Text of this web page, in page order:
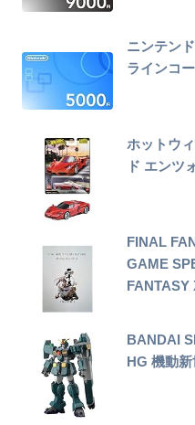
ニンテン
ラインコ
ホットウ
ド エンツ
FINAL
GAME
FANTASY
BANDAI
HG 機動